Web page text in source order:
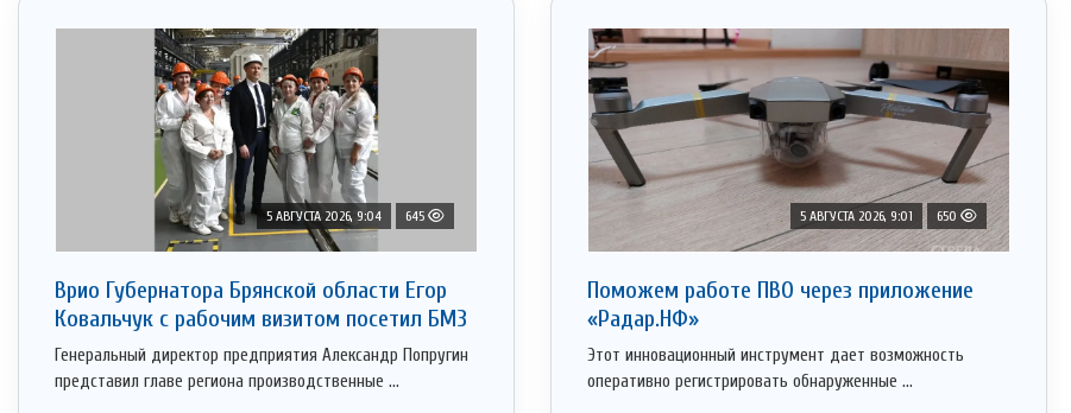
5 АВГУСТА 2026, 9:04 645
Врио Губернатора Брянской области Егор
Ковальчук с рабочим визитом посетил БМЗ
Генеральный директор предприятия Александр Попругин
представил главе региона производственные ...
5 АВГУСТА 2026, 9:01 650
Поможем работе ПВО через приложение
«Радар.НФ»
Этот инновационный инструмент дает возможность
оперативно регистрировать обнаруженные ...